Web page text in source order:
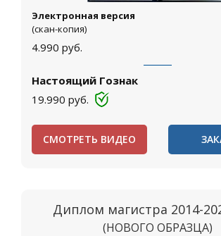
Электронная версия
(скан-копия)
4.990 руб.
Настоящий Гознак
19.990 руб.
СМОТРЕТЬ ВИДЕО
Диплом магистра 2014-
(НОВОГО ОБРАЗЦА)